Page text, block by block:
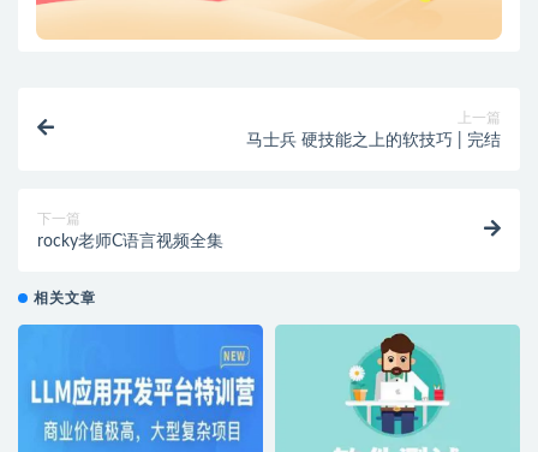
上一篇
马士兵 硬技能之上的软技巧 | 完结
下一篇
rocky老师C语言视频全集
相关文章